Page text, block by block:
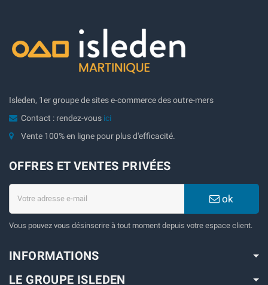
Isleden, 1er groupe de sites e-commerce des outre-mers
Contact : rendez-vous ici
Vente 100% en ligne pour plus d'efficacité.
OFFRES ET VENTES PRIVÉES
ok
Vous pouvez vous désinscrire à tout moment depuis votre espace client.
INFORMATIONS
LE GROUPE ISLEDEN